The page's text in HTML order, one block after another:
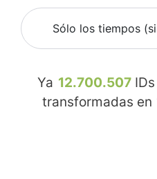
Sólo los tiempos
Ya 12.700.507
transformadas en